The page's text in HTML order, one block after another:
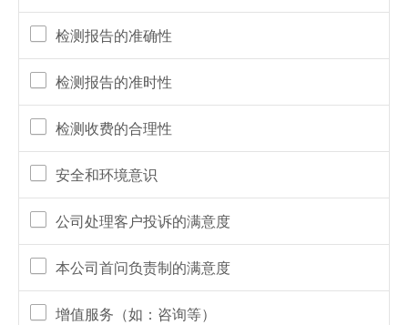
检测报告的准确性
检测报告的准时性
检测收费的合理性
安全和环境意识
公司处理客户投诉的满意度
本公司首问负责制的满意度
增值服务（如：咨询等）